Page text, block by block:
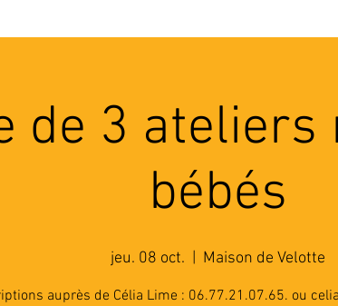
de 3 ateliers
bébés
jeu. 08 oct. Maison de Velotte
auprès de Célia Lime : 06.77.21.07.65. ou